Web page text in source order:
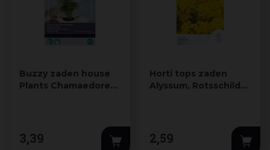
Buzzy zaden house
Plants Chamaedorea,
3,39
Horti tops zaden
Alyssum, Rotsschild
2,59